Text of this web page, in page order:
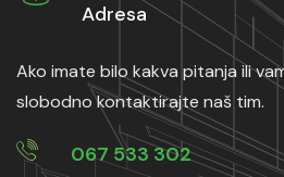
Adresa
Ako imate bilo kakva pitanja ili
slobodno kontaktirajte naš tim.
067 533 302